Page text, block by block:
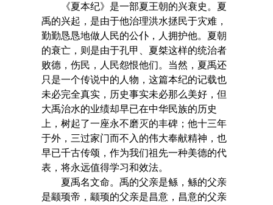
《夏本纪》是一部夏王朝的兴衰史。夏
禹的兴起，是由于他治理洪水拯民于灾难，
勤勤恳恳地做人民的公仆，人拥护他。夏朝
的衰亡，则是由于孔甲、夏桀这样的统治者
败德，伤民，人民怨恨他们。当然，夏禹还
只是一个传说中的人物，这篇本纪的记载也
未必完全真实，历史事实未必那么美好，但
大禹治水的业绩却早已在中华民族的历史
上，树起了一座永不磨灭的丰碑；他十三年
于外，三过家门而不入的伟大奉献精神，也
早已千古传颂，作为我们祖先一种美德的代
表，将永远值得学习和效法。
夏禹名文命。禹的父亲是鲧，鲧的父亲
是颛顼帝，颛顼的父亲是昌意，昌意的父亲